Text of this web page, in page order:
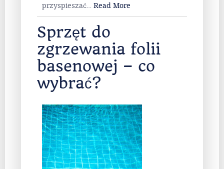
przyspieszać… Read More
Sprzęt do
zgrzewania folii
basenowej – co
wybrać?